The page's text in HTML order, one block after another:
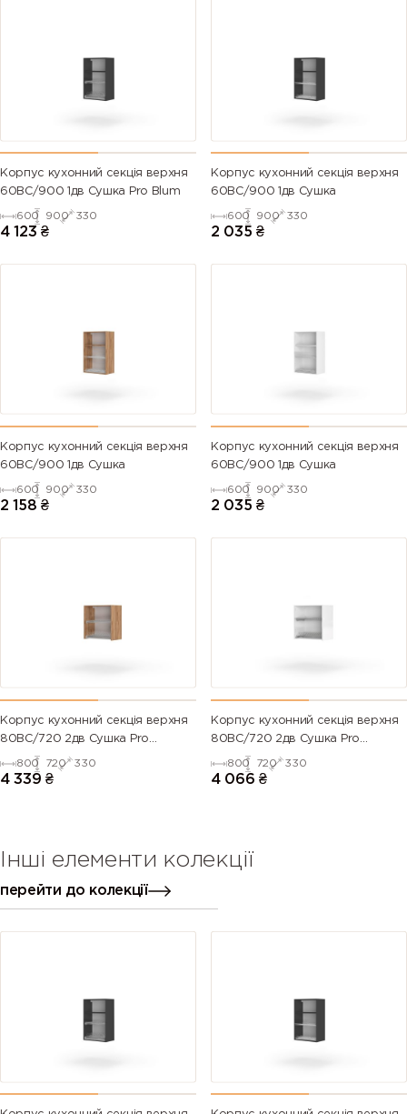
Корпус кухонний секцiя верхня
60ВС/900 1дв Сушка Pro Blum
600 900 330
4 123 ₴
Корпус кухонний секцiя верхня
60ВС/900 1дв Сушка
600 900 330
2 035 ₴
Корпус кухонний секцiя верхня
60ВС/900 1дв Сушка
600 900 330
2 158 ₴
Корпус кухонний секцiя верхня
60ВС/900 1дв Сушка
600 900 330
2 035 ₴
Корпус кухонний секцiя верхня
80ВС/720 2дв Сушка Pro
Blum+Rejs(Дуб Крафт (Серія М))
800 720 330
4 339 ₴
Корпус кухонний секцiя верхня
80ВС/720 2дв Сушка Pro
Blum+Rejs(Білий (Серія М))
800 720 330
4 066 ₴
Інші елементи колекції
перейти до колекції